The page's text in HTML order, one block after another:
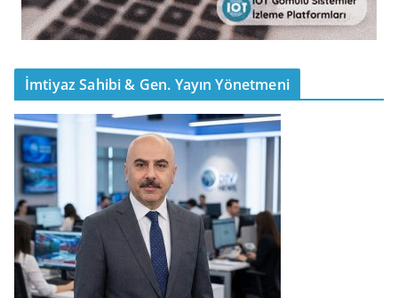
İmtiyaz Sahibi & Gen. Yayın Yönetmeni